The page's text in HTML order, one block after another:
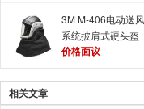
3M M-406电动送风
系统披肩式硬头盔
M-400系列头盔
价格面议
相关文章